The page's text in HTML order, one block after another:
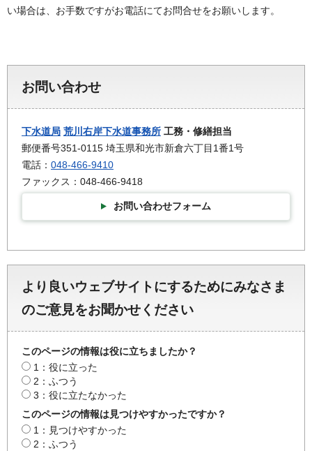
い場合は、お手数ですがお電話にてお問合せをお願いします。
お問い合わせ
下水道局 荒川右岸下水道事務所 工務・修繕担当
郵便番号351-0115 埼玉県和光市新倉六丁目1番1号
電話： 048-466-9410
ファックス：048-466-9418
お問い合わせフォーム
より良いウェブサイトにするためにみなさま
のご意見をお聞かせください
このページの情報は役に立ちましたか？
1：役に立った
2：ふつう
3：役に立たなかった
このページの情報は見つけやすかったですか？
1：見つけやすかった
2：ふつう